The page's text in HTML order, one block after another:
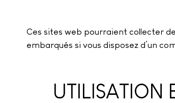
Ces sites web pourraient collecter
embarqués si vous disposez d’un
UTILISATION